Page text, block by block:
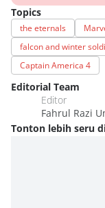
Topics
the eternals
falcon and winter
Captain America 4
Editorial Team
Editor
Fahrul Razi
Tonton lebih seru